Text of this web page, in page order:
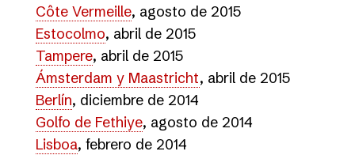
Côte Vermeille, agosto de 2015
Estocolmo, abril de 2015
Tampere, abril de 2015
Ámsterdam y Maastricht, abril de 2015
Berlín, diciembre de 2014
Golfo de Fethiye, agosto de 2014
Lisboa, febrero de 2014